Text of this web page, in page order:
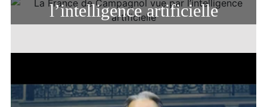
l’intelligence artificielle